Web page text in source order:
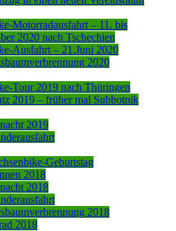
Motorradausfahrt – 11. bis
2020 nach Tschechien
Ausfahrt – 21.Juni 2020
2020
Tour 2019 nach Thüringen
2019 – früher mal Subbotnik
2019
Geburtstag
2018
2018
2018
2018